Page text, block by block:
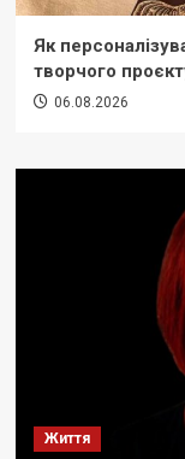
Як
творчого
06.08.2026
Життя